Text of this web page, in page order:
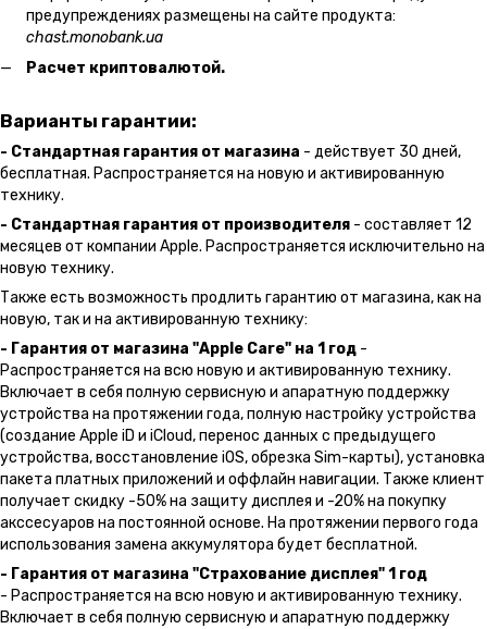
предупреждениях размещены на сайте продукта:
chast.monobank.ua
Расчет криптовалютой.
Варианты гарантии:
- Стандартная гарантия от магазина - действует 30 дней,
бесплатная. Распространяется на новую и активированную
технику.
- Стандартная гарантия от производителя - составляет 12
месяцев от компании Apple. Распространяется исключительно на
новую технику.
Также есть возможность продлить гарантию от магазина, как на
новую, так и на активированную технику:
- Гарантия от магазина "Apple Care" на 1 год -
Распространяется на всю новую и активированную технику.
Включает в себя полную сервисную и апаратную поддержку
устройства на протяжении года, полную настройку устройства
(создание Apple iD и iCloud, перенос данных с предыдущего
устройства, восстановление iOS, обрезка Sim-карты), установка
пакета платных приложений и оффлайн навигации. Также клиент
получает скидку -50% на защиту дисплея и -20% на покупку
акссесуаров на постоянной основе. На протяжении первого года
использования замена аккумулятора будет бесплатной.
- Гарантия от магазина "Страхование дисплея" 1 год
- Распространяется на всю новую и активированную технику.
Включает в себя полную сервисную и апаратную поддержку